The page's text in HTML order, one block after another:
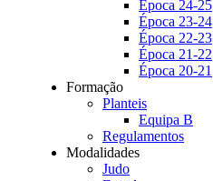
Época 24-25
Época 23-24
Época 22-23
Época 21-22
Época 20-21
Formação
Planteis
Equipa B
Regulamentos
Modalidades
Judo